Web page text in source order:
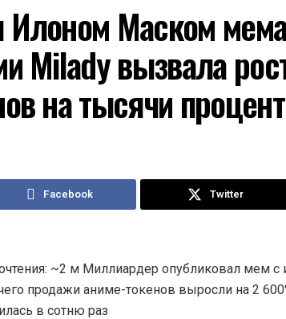
Маском
Milady вызвала
на тысячи
Facebook Twitter
~2 м Миллиардер опубликовал мем с
продажи аниме-токенов выросли на 2
в сотню раз